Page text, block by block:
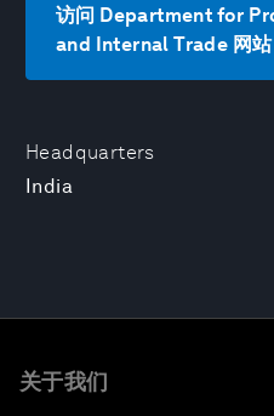
Headquarters
India
访问 Department for
and Internal Trade 网站
关于我们